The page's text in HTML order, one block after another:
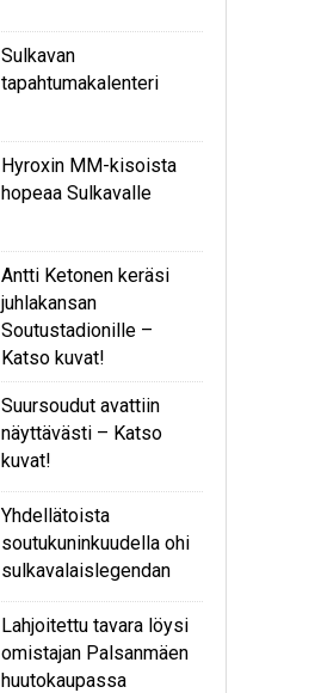
Sulkavan
tapahtumakalenteri
Hyroxin MM-kisoista
hopeaa Sulkavalle
Antti Ketonen keräsi
juhlakansan
Soutustadionille –
Katso kuvat!
Suursoudut avattiin
näyttävästi – Katso
kuvat!
Yhdellätoista
soutukuninkuudella ohi
sulkavalaislegendan
Lahjoitettu tavara löysi
omistajan Palsanmäen
huutokaupassa